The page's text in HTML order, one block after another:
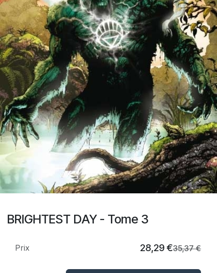
BRIGHTEST DAY - Tome 3
Prix 28,29€35,37€